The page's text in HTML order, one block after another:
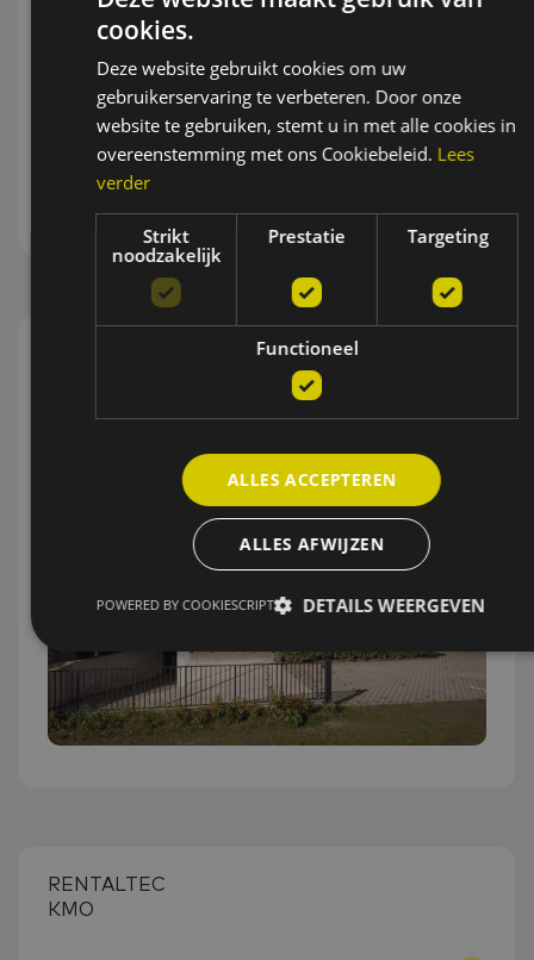
RENTALTEC
KMO
cookies.
Deze website gebruikt cookies om uw
gebruikerservaring te verbeteren. Door onze
website te gebruiken, stemt u in met alle cookies in
overeenstemming met ons Cookiebeleid. Lees
verder
Strikt
noodzakelijk
Prestatie Targeting
Functioneel
ALLES ACCEPTEREN
ALLES AFWIJZEN
DETAILS WEERGEVEN
POWERED BY COOKIESCRIPT